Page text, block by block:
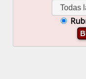
Todas